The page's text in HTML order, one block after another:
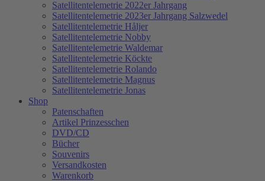
Satellitentelemetrie 2022er Jahrgang
Satellitentelemetrie 2023er Jahrgang Salzwedel
Satellitentelemetrie Håljer
Satellitentelemetrie Nobby
Satellitentelemetrie Waldemar
Satellitentelemetrie Köckte
Satellitentelemetrie Rolando
Satellitentelemetrie Magnus
Satellitentelemetrie Jonas
Shop
Patenschaften
Artikel Prinzesschen
DVD/CD
Bücher
Souvenirs
Versandkosten
Warenkorb